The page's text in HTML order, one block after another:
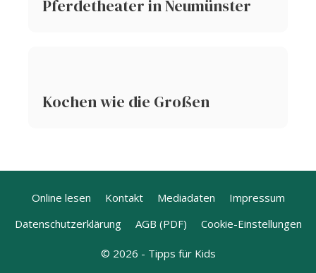
Pferdetheater in Neumünster
Kochen wie die Großen
Online lesen Kontakt Mediadaten
Impressum
Datenschutzerklärung
AGB (PDF) Cookie-Einstellungen
© 2026 - Tipps für Kids